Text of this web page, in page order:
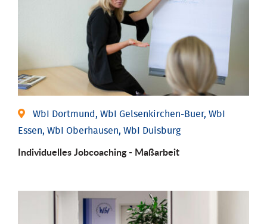
WbI Dortmund, WbI Gelsenkirchen-Buer, WbI
Essen, WbI Oberhausen, WbI Duisburg
Individu­elles Job­coaching - Maßarbeit